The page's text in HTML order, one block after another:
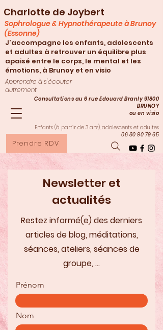
Charlotte de Joybert
Consultations au 6 rue Edouard Branly 91800
BRUNOY
ou en visio
Enfants (à partir de 3 ans), adolescents et adultes
06 80 90 79 65
Apprendre à s'écouter
autrement
Prendre RDV
Sophrologue & Hypnothérapeute à Brunoy
(Essonne)
J'accompagne les enfants, adolescents
et adultes à retrouver un équilibre plus
apaisé entre le corps, le mental et les
émotions, à Brunoy et en visio
Newsletter et
actualités
Restez informé(e) des derniers
articles de blog, méditations,
séances, ateliers, séances de
groupe, ...
Prénom
Nom